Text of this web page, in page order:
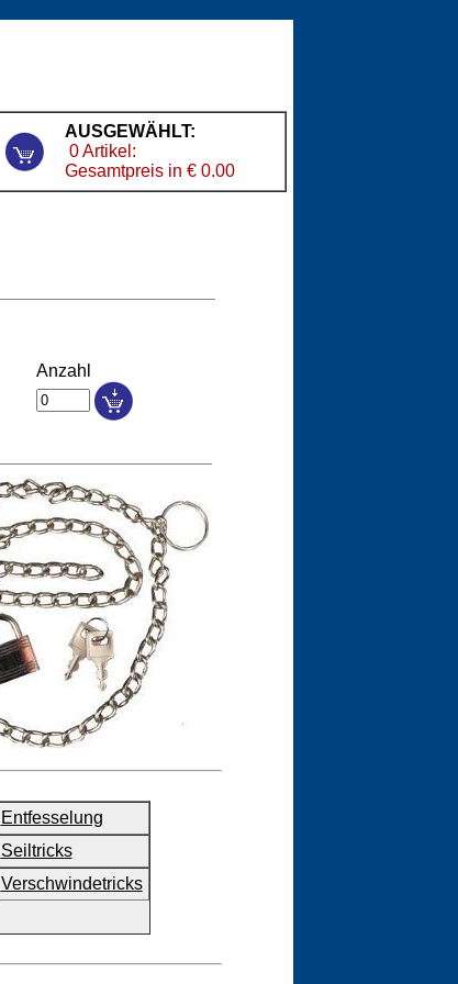
AUSGEWÄHLT:
0 Artikel:
Gesamtpreis in € 0.00
Anzahl
Entfesselung
Seiltricks
Verschwindetricks